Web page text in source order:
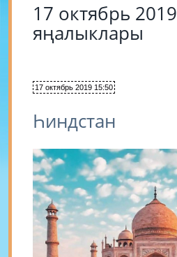
17 октябрь 2019
яңалыклары
17 октябрь 2019 15:50
Һиндстан